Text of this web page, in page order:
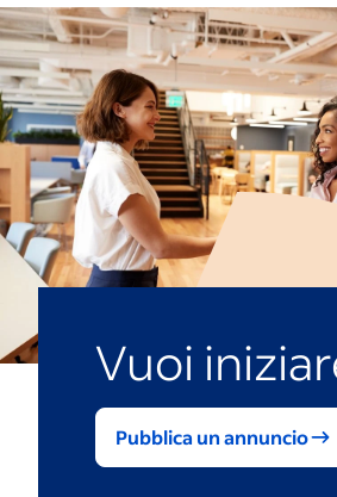
Vuoi
Pubblica un annuncio